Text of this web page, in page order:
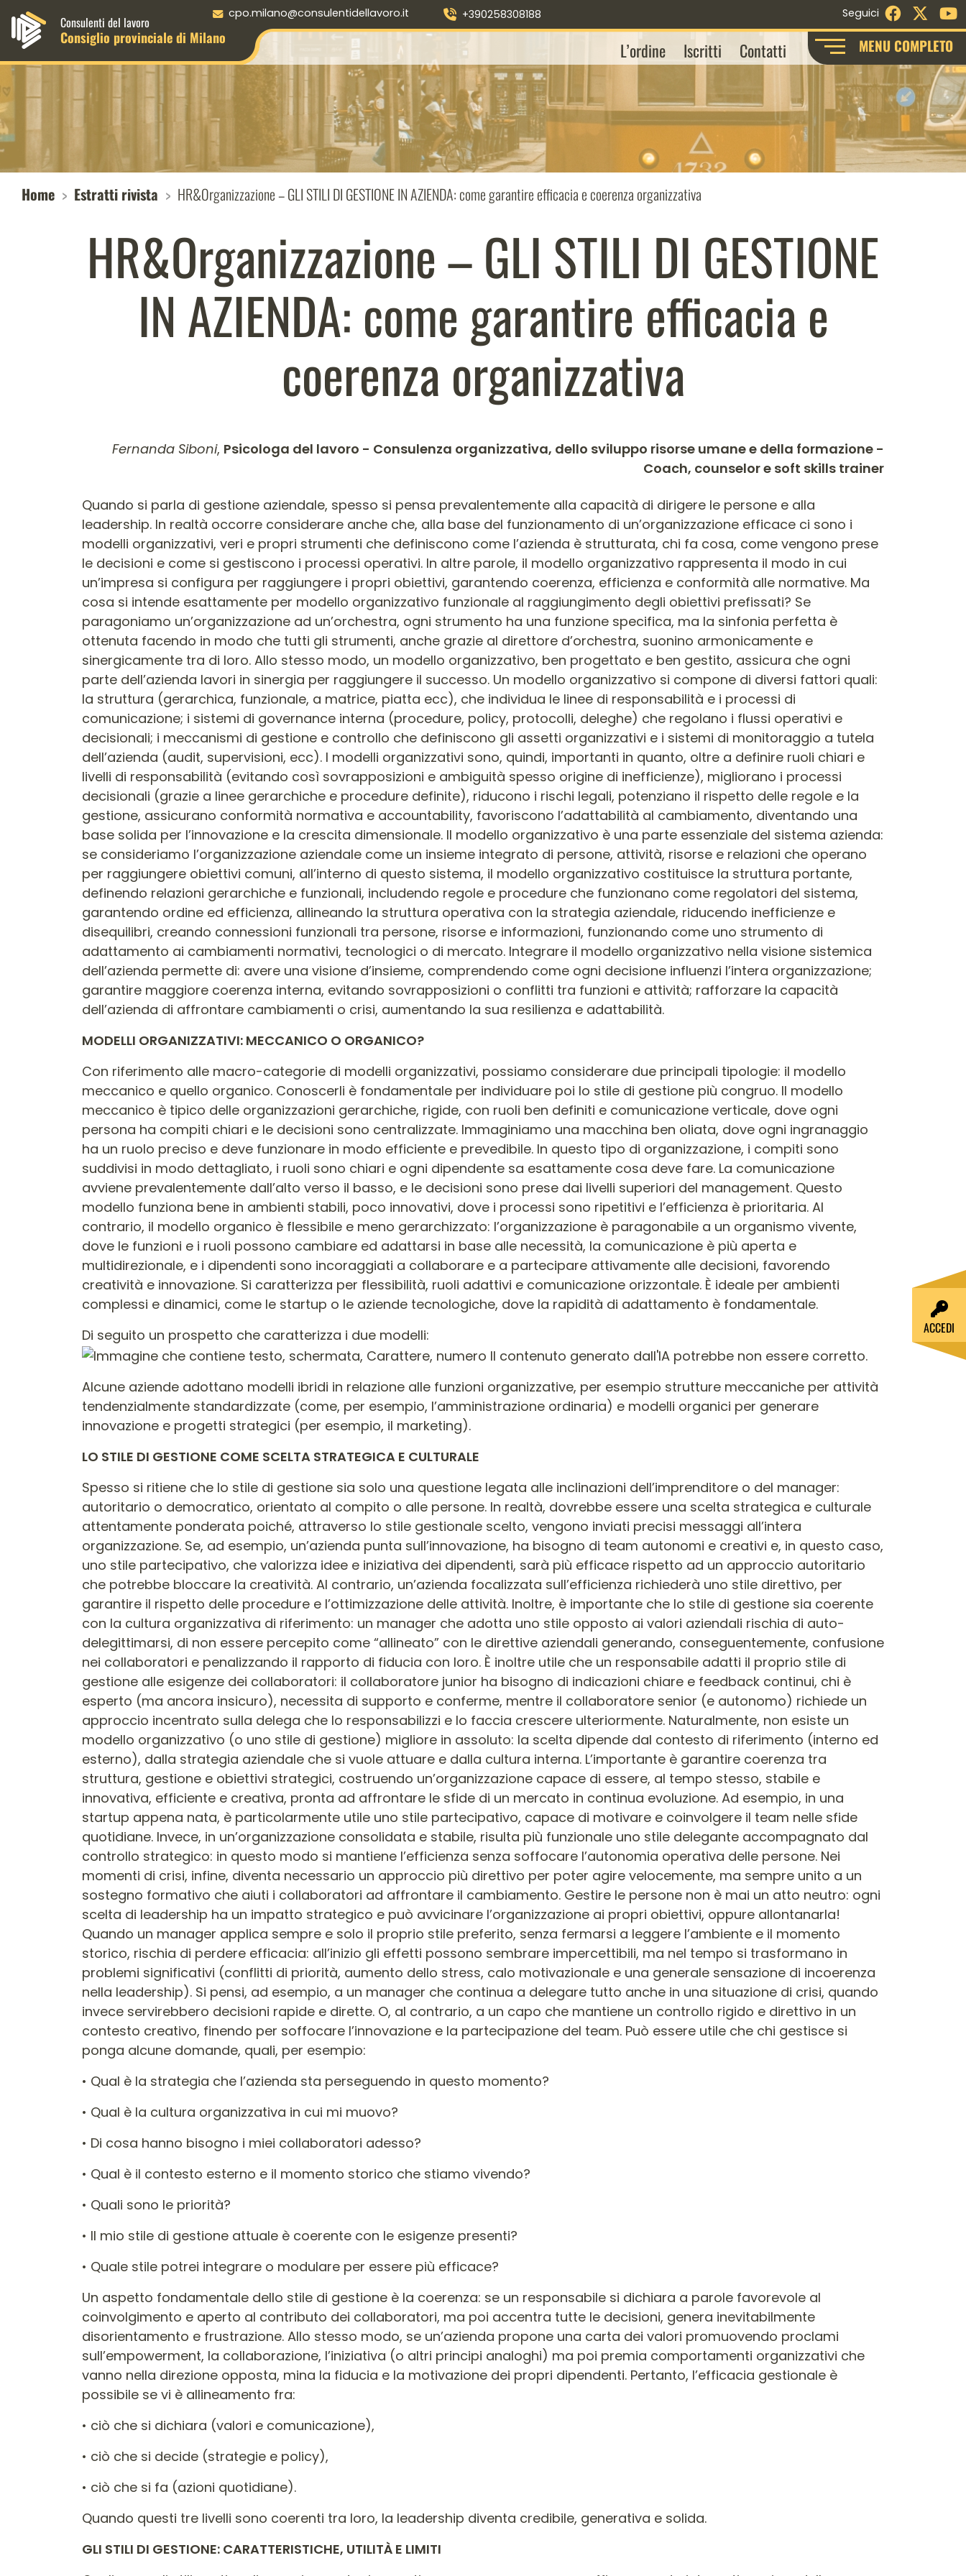
Menu principale desktop
Consulenti del lavoro
Consiglio provinciale di Milano
cpo.milano@consulentidellavoro.it +390258308188 Seguici Facebook
X -
L’ordine Iscritti Contatti MENU COMPLETO
Home Estratti rivista HR&Organizzazione – GLI STILI DI GESTIONE IN AZIENDA: come garantire efficacia e coerenza organizzativa
HR&Organizzazione – GLI STILI DI GESTIONE
IN AZIENDA: come garantire efficacia e
coerenza organizzativa
Fernanda Siboni, Psicologa del lavoro - Consulenza organizzativa, dello sviluppo risorse umane e della formazione -
Coach, counselor e soft skills trainer
Contenuto dell'articolo
Quando si parla di gestione aziendale, spesso si pensa prevalentemente alla capacità di dirigere le persone e alla
leadership. In realtà occorre considerare anche che, alla base del funzionamento di un’organizzazione efficace ci sono i
modelli organizzativi, veri e propri strumenti che definiscono come l’azienda è strutturata, chi fa cosa, come vengono prese
le decisioni e come si gestiscono i processi operativi. In altre parole, il modello organizzativo rappresenta il modo in cui
un’impresa si configura per raggiungere i propri obiettivi, garantendo coerenza, efficienza e conformità alle normative. Ma
cosa si intende esattamente per modello organizzativo funzionale al raggiungimento degli obiettivi prefissati? Se
paragoniamo un’organizzazione ad un’orchestra, ogni strumento ha una funzione specifica, ma la sinfonia perfetta è
ottenuta facendo in modo che tutti gli strumenti, anche grazie al direttore d’orchestra, suonino armonicamente e
sinergicamente tra di loro. Allo stesso modo, un modello organizzativo, ben progettato e ben gestito, assicura che ogni
parte dell’azienda lavori in sinergia per raggiungere il successo. Un modello organizzativo si compone di diversi fattori quali:
la struttura (gerarchica, funzionale, a matrice, piatta ecc), che individua le linee di responsabilità e i processi di
comunicazione; i sistemi di governance interna (procedure, policy, protocolli, deleghe) che regolano i flussi operativi e
decisionali; i meccanismi di gestione e controllo che definiscono gli assetti organizzativi e i sistemi di monitoraggio a tutela
dell’azienda (audit, supervisioni, ecc). I modelli organizzativi sono, quindi, importanti in quanto, oltre a definire ruoli chiari e
livelli di responsabilità (evitando così sovrapposizioni e ambiguità spesso origine di inefficienze), migliorano i processi
decisionali (grazie a linee gerarchiche e procedure definite), riducono i rischi legali, potenziano il rispetto delle regole e la
gestione, assicurano conformità normativa e accountability, favoriscono l’adattabilità al cambiamento, diventando una
base solida per l’innovazione e la crescita dimensionale. Il modello organizzativo è una parte essenziale del sistema azienda:
se consideriamo l’organizzazione aziendale come un insieme integrato di persone, attività, risorse e relazioni che operano
per raggiungere obiettivi comuni, all’interno di questo sistema, il modello organizzativo costituisce la struttura portante,
definendo relazioni gerarchiche e funzionali, includendo regole e procedure che funzionano come regolatori del sistema,
garantendo ordine ed efficienza, allineando la struttura operativa con la strategia aziendale, riducendo inefficienze e
disequilibri, creando connessioni funzionali tra persone, risorse e informazioni, funzionando come uno strumento di
adattamento ai cambiamenti normativi, tecnologici o di mercato. Integrare il modello organizzativo nella visione sistemica
dell’azienda permette di: avere una visione d’insieme, comprendendo come ogni decisione influenzi l’intera organizzazione;
garantire maggiore coerenza interna, evitando sovrapposizioni o conflitti tra funzioni e attività; rafforzare la capacità
dell’azienda di affrontare cambiamenti o crisi, aumentando la sua resilienza e adattabilità.
MODELLI ORGANIZZATIVI: MECCANICO O ORGANICO?
Con riferimento alle macro-categorie di modelli organizzativi, possiamo considerare due principali tipologie: il modello
meccanico e quello organico. Conoscerli è fondamentale per individuare poi lo stile di gestione più congruo. Il modello
meccanico è tipico delle organizzazioni gerarchiche, rigide, con ruoli ben definiti e comunicazione verticale, dove ogni
persona ha compiti chiari e le decisioni sono centralizzate. Immaginiamo una macchina ben oliata, dove ogni ingranaggio
ha un ruolo preciso e deve funzionare in modo efficiente e prevedibile. In questo tipo di organizzazione, i compiti sono
suddivisi in modo dettagliato, i ruoli sono chiari e ogni dipendente sa esattamente cosa deve fare. La comunicazione
avviene prevalentemente dall’alto verso il basso, e le decisioni sono prese dai livelli superiori del management. Questo
modello funziona bene in ambienti stabili, poco innovativi, dove i processi sono ripetitivi e l’efficienza è prioritaria. Al
contrario, il modello organico è flessibile e meno gerarchizzato: l’organizzazione è paragonabile a un organismo vivente,
dove le funzioni e i ruoli possono cambiare ed adattarsi in base alle necessità, la comunicazione è più aperta e
multidirezionale, e i dipendenti sono incoraggiati a collaborare e a partecipare attivamente alle decisioni, favorendo
creatività e innovazione. Si caratterizza per flessibilità, ruoli adattivi e comunicazione orizzontale. È ideale per ambienti
complessi e dinamici, come le startup o le aziende tecnologiche, dove la rapidità di adattamento è fondamentale.
Di seguito un prospetto che caratterizza i due modelli:
Alcune aziende adottano modelli ibridi in relazione alle funzioni organizzative, per esempio strutture meccaniche per attività
tendenzialmente standardizzate (come, per esempio, l’amministrazione ordinaria) e modelli organici per generare
innovazione e progetti strategici (per esempio, il marketing).
LO STILE DI GESTIONE COME SCELTA STRATEGICA E CULTURALE
Spesso si ritiene che lo stile di gestione sia solo una questione legata alle inclinazioni dell’imprenditore o del manager:
autoritario o democratico, orientato al compito o alle persone. In realtà, dovrebbe essere una scelta strategica e culturale
attentamente ponderata poiché, attraverso lo stile gestionale scelto, vengono inviati precisi messaggi all’intera
organizzazione. Se, ad esempio, un’azienda punta sull’innovazione, ha bisogno di team autonomi e creativi e, in questo caso,
uno stile partecipativo, che valorizza idee e iniziativa dei dipendenti, sarà più efficace rispetto ad un approccio autoritario
che potrebbe bloccare la creatività. Al contrario, un’azienda focalizzata sull’efficienza richiederà uno stile direttivo, per
garantire il rispetto delle procedure e l’ottimizzazione delle attività. Inoltre, è importante che lo stile di gestione sia coerente
con la cultura organizzativa di riferimento: un manager che adotta uno stile opposto ai valori aziendali rischia di auto-
delegittimarsi, di non essere percepito come “allineato” con le direttive aziendali generando, conseguentemente, confusione
nei collaboratori e penalizzando il rapporto di fiducia con loro. È inoltre utile che un responsabile adatti il proprio stile di
gestione alle esigenze dei collaboratori: il collaboratore junior ha bisogno di indicazioni chiare e feedback continui, chi è
esperto (ma ancora insicuro), necessita di supporto e conferme, mentre il collaboratore senior (e autonomo) richiede un
approccio incentrato sulla delega che lo responsabilizzi e lo faccia crescere ulteriormente. Naturalmente, non esiste un
modello organizzativo (o uno stile di gestione) migliore in assoluto: la scelta dipende dal contesto di riferimento (interno ed
esterno), dalla strategia aziendale che si vuole attuare e dalla cultura interna. L’importante è garantire coerenza tra
struttura, gestione e obiettivi strategici, costruendo un’organizzazione capace di essere, al tempo stesso, stabile e
innovativa, efficiente e creativa, pronta ad affrontare le sfide di un mercato in continua evoluzione. Ad esempio, in una
startup appena nata, è particolarmente utile uno stile partecipativo, capace di motivare e coinvolgere il team nelle sfide
quotidiane. Invece, in un’organizzazione consolidata e stabile, risulta più funzionale uno stile delegante accompagnato dal
controllo strategico: in questo modo si mantiene l’efficienza senza soffocare l’autonomia operativa delle persone. Nei
momenti di crisi, infine, diventa necessario un approccio più direttivo per poter agire velocemente, ma sempre unito a un
sostegno formativo che aiuti i collaboratori ad affrontare il cambiamento. Gestire le persone non è mai un atto neutro: ogni
scelta di leadership ha un impatto strategico e può avvicinare l’organizzazione ai propri obiettivi, oppure allontanarla!
Quando un manager applica sempre e solo il proprio stile preferito, senza fermarsi a leggere l’ambiente e il momento
storico, rischia di perdere efficacia: all’inizio gli effetti possono sembrare impercettibili, ma nel tempo si trasformano in
problemi significativi (conflitti di priorità, aumento dello stress, calo motivazionale e una generale sensazione di incoerenza
nella leadership). Si pensi, ad esempio, a un manager che continua a delegare tutto anche in una situazione di crisi, quando
invece servirebbero decisioni rapide e dirette. O, al contrario, a un capo che mantiene un controllo rigido e direttivo in un
contesto creativo, finendo per soffocare l’innovazione e la partecipazione del team. Può essere utile che chi gestisce si
ponga alcune domande, quali, per esempio:
• Qual è la strategia che l’azienda sta perseguendo in questo momento?
• Qual è la cultura organizzativa in cui mi muovo?
• Di cosa hanno bisogno i miei collaboratori adesso?
• Qual è il contesto esterno e il momento storico che stiamo vivendo?
• Quali sono le priorità?
• Il mio stile di gestione attuale è coerente con le esigenze presenti?
• Quale stile potrei integrare o modulare per essere più efficace?
Un aspetto fondamentale dello stile di gestione è la coerenza: se un responsabile si dichiara a parole favorevole al
coinvolgimento e aperto al contributo dei collaboratori, ma poi accentra tutte le decisioni, genera inevitabilmente
disorientamento e frustrazione. Allo stesso modo, se un’azienda propone una carta dei valori promuovendo proclami
sull’empowerment, la collaborazione, l’iniziativa (o altri principi analoghi) ma poi premia comportamenti organizzativi che
vanno nella direzione opposta, mina la fiducia e la motivazione dei propri dipendenti. Pertanto, l’efficacia gestionale è
possibile se vi è allineamento fra:
• ciò che si dichiara (valori e comunicazione),
• ciò che si decide (strategie e policy),
• ciò che si fa (azioni quotidiane).
Quando questi tre livelli sono coerenti tra loro, la leadership diventa credibile, generativa e solida.
GLI STILI DI GESTIONE: CARATTERISTICHE, UTILITÀ E LIMITI
ACCEDI